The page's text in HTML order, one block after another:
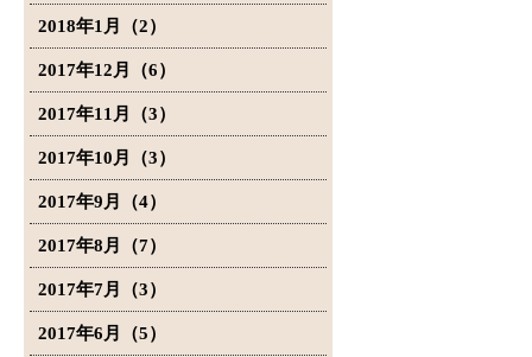
2018年1月（2）
2017年12月（6）
2017年11月（3）
2017年10月（3）
2017年9月（4）
2017年8月（7）
2017年7月（3）
2017年6月（5）